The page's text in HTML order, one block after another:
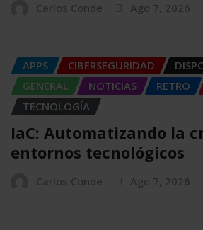
Carlos Conde Ago 7, 2026
APPS CIBERSEGURIDAD
GENERAL
NOTICIAS RETRO
TECNOLOGÍA
IaC: Automatizando la
entornos tecnológicos
Carlos Conde Ago 7, 2026